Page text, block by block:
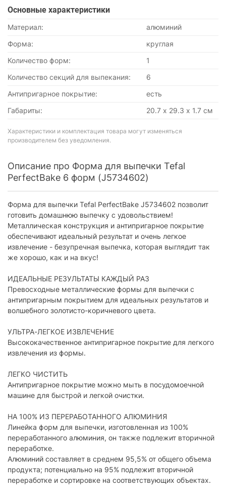
Основные характеристики
Материал:
алюминий
Форма:
круглая
Количество форм:
1
Количество секций для выпекания:
6
Антипригарное покрытие:
есть
Габариты:
20.7 х 29.3 х 1.7 см
Характеристики и комплектация товара могут изменяться
производителем без уведомления.
Описание про Форма для выпечки Tefal
PerfectBake 6 форм (J5734602)
Форма для выпечки Tefal PerfectBake J5734602 позволит
готовить домашнюю выпечку с удовольствием!
Металлическая конструкция и антипригарное покрытие
обеспечивают идеальный результат и очень легкое
извлечение - безупречная выпечка, которая выглядит так
же хорошо, как и на вкус!
ИДЕАЛЬНЫЕ РЕЗУЛЬТАТЫ КАЖДЫЙ РАЗ
Превосходные металлические формы для выпечки с
антипригарным покрытием для идеальных результатов и
волшебного золотисто-коричневого цвета.
УЛЬТРА-ЛЕГКОЕ ИЗВЛЕЧЕНИЕ
Высококачественное антипригарное покрытие для легкого
извлечения из формы.
ЛЕГКО ЧИСТИТЬ
Антипригарное покрытие можно мыть в посудомоечной
машине для быстрой и легкой очистки.
НА 100% ИЗ ПЕРЕРАБОТАННОГО АЛЮМИНИЯ
Линейка форм для выпечки, изготовленная из 100%
переработанного алюминия, он также подлежит вторичной
переработке.
Алюминий составляет в среднем 95,5% от общего объема
продукта; потенциально на 95% подлежит вторичной
переработке и сортировке на соответствующих объектах.